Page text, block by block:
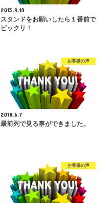
2013.9.10
スタンドをお願いしたら１番前で
ビックリ！
お客様の声
2018.6.7
最前列で見る事ができました。
お客様の声